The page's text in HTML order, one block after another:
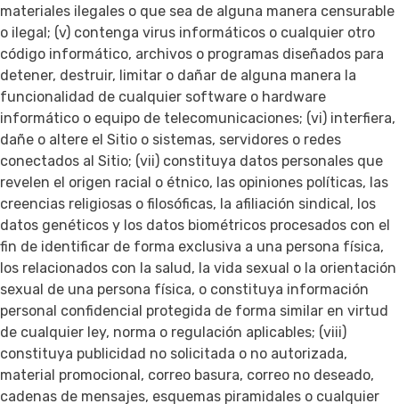
materiales ilegales o que sea de alguna manera censurable
o ilegal; (v) contenga virus informáticos o cualquier otro
código informático, archivos o programas diseñados para
detener, destruir, limitar o dañar de alguna manera la
funcionalidad de cualquier software o hardware
informático o equipo de telecomunicaciones; (vi) interfiera,
dañe o altere el Sitio o sistemas, servidores o redes
conectados al Sitio; (vii) constituya datos personales que
revelen el origen racial o étnico, las opiniones políticas, las
creencias religiosas o filosóficas, la afiliación sindical, los
datos genéticos y los datos biométricos procesados con el
fin de identificar de forma exclusiva a una persona física,
los relacionados con la salud, la vida sexual o la orientación
sexual de una persona física, o constituya información
personal confidencial protegida de forma similar en virtud
de cualquier ley, norma o regulación aplicables; (viii)
constituya publicidad no solicitada o no autorizada,
material promocional, correo basura, correo no deseado,
cadenas de mensajes, esquemas piramidales o cualquier